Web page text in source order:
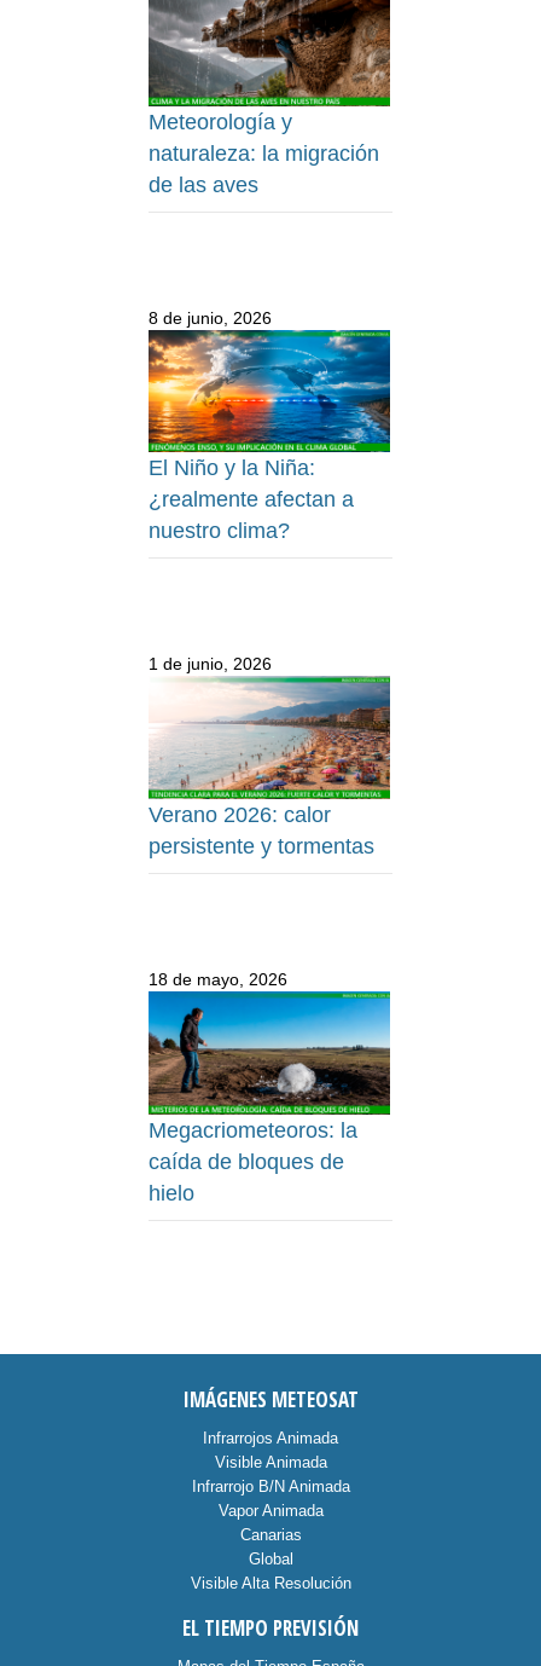
Meteorología y
naturaleza: la migración
de las aves
8 de junio, 2026
El Niño y la Niña:
¿realmente afectan a
nuestro clima?
1 de junio, 2026
Verano 2026: calor
persistente y tormentas
18 de mayo, 2026
Megacriometeoros: la
caída de bloques de
hielo
IMÁGENES METEOSAT
Infrarrojos Animada
Visible Animada
Infrarrojo B/N Animada
Vapor Animada
Canarias
Global
Visible Alta Resolución
EL TIEMPO PREVISIÓN